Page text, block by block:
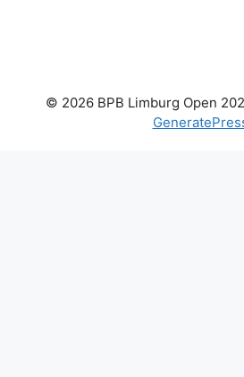
© 2026 BPB Limburg Open